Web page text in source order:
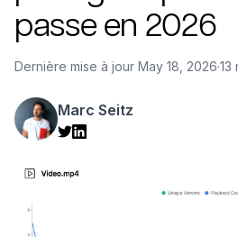
passe en 2026
Dernière mise à jour May 18, 2026·13
Marc Seitz